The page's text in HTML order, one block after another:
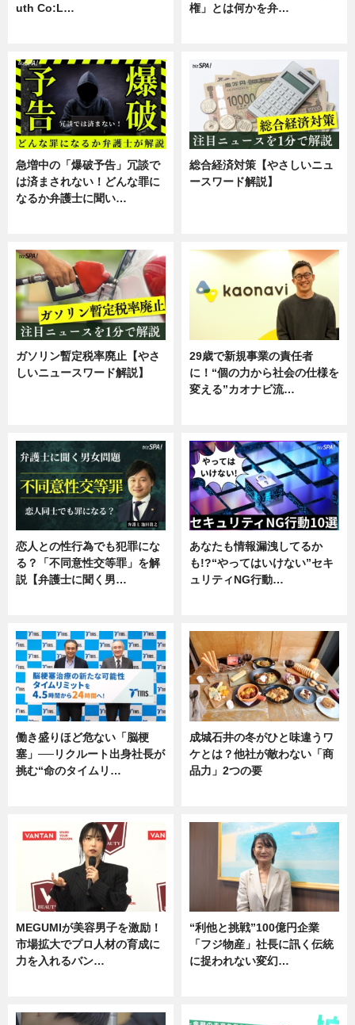
uth Co:L…
権」とは何かを弁…
急増中の「爆破予告」冗談で
は済まされない！どんな罪に
なるか弁護士に聞い…
総合経済対策【やさしいニュ
ースワード解説】
ガソリン暫定税率廃止【やさ
しいニュースワード解説】
29歳で新規事業の責任者
に！“個の力から社会の仕様を
変える”カオナビ流…
恋人との性行為でも犯罪にな
る？「不同意性交等罪」を解
説【弁護士に聞く男…
あなたも情報漏洩してるか
も!?“やってはいけない”セキ
ュリティNG行動…
働き盛りほど危ない「脳梗
塞」──リクルート出身社長が
挑む“命のタイムリ…
成城石井の冬がひと味違うワ
ケとは？他社が敵わない「商
品力」2つの要
MEGUMIが美容男子を激励！
市場拡大でプロ人材の育成に
力を入れるバン…
“利他と挑戦”100億円企業
「フジ物産」社長に訊く伝統
に捉われない変幻…